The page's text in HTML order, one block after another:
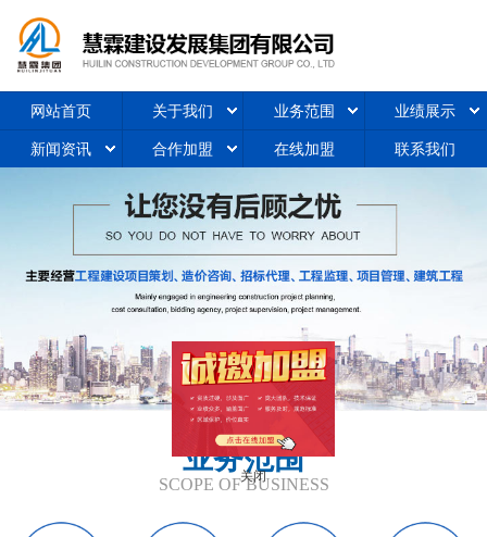
网站首页 关于我们 业务范围 业绩展示
新闻资讯 合作加盟 在线加盟 联系我们
业务范围
SCOPE OF BUSINESS
关闭